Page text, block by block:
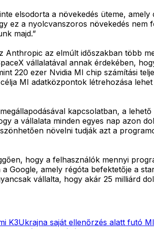
elsodorta a növekedés üteme,
ez a nyolcvanszoros növekedés
majd.”
Anthropic az elmúlt időszakban több
vállalatával annak érdekében,
220 ezer Nvidia MI chip számítási
MI adatközpontok létrehozása
kapcsolatban, a
a vállalata minden egyes nap azon
növelni tudják azt a
hogy a felhasználók mennyi
Google, amely régóta befektetője a
vállalta, hogy akár 25 milliárd
K3Ukrajna saját ellenőrzés alatt futó